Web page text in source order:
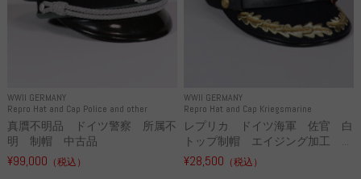
WWII GERMANY
Repro Hat and Cap Police and other
真贋不明品 ドイツ警察 所属不
明 制帽 中古品
¥99,000 （税込）
WWII GERMANY
Repro Hat and Cap Kriegsmarine
レプリカ ドイツ海軍 佐官 白
トップ制帽 エイジング加工 ...
¥28,500 （税込）